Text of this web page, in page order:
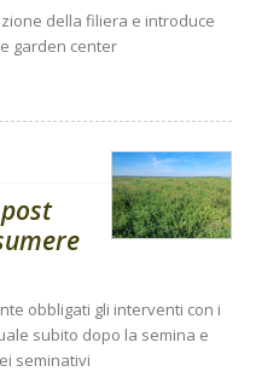
della filiera e introduce
garden center
obbligati gli interventi con i
subito dopo la semina e
seminativi